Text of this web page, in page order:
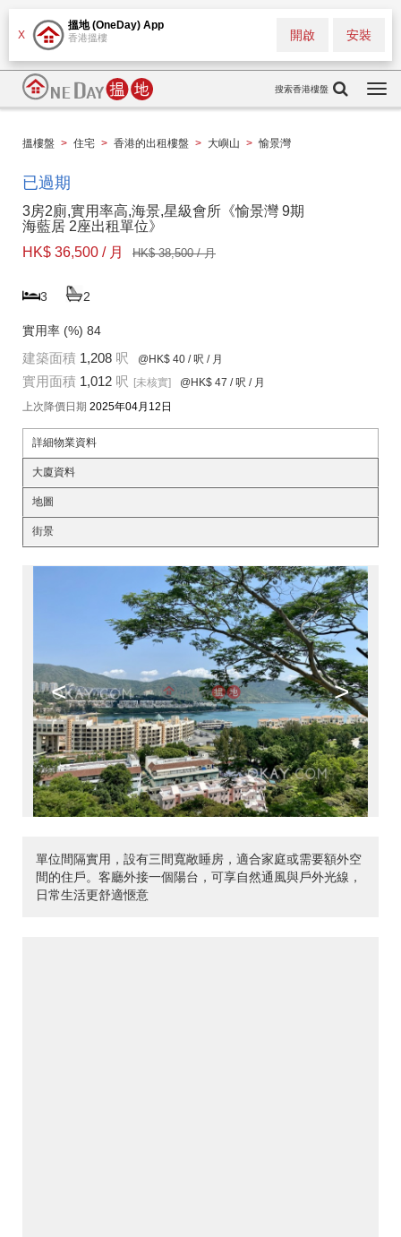
X
搵地 (OneDay) App
香港搵樓 安裝
開啟
搜索香港樓盤
搵樓盤 > 住宅 > 香港的出租樓盤 > 大嶼山 > 愉景灣
已過期
3房2廁,實用率高,海景,星級會所《愉景灣 9期
海藍居 2座出租單位》
HK$ 36,500 / 月
HK$ 38,500 / 月
3 2
實用率 (%) 84
建築面積 1,208 呎 @HK$ 40 / 呎 / 月
實用面積 1,012 呎 [未核實] @HK$ 47 / 呎 / 月
上次降價日期 2025年04月12日
詳細物業資料
大廈資料
地圖
街景
< >
單位間隔實用，設有三間寬敞睡房，適合家庭或需要額外空
間的住戶。客廳外接一個陽台，可享自然通風與戶外光線，
日常生活更舒適愜意